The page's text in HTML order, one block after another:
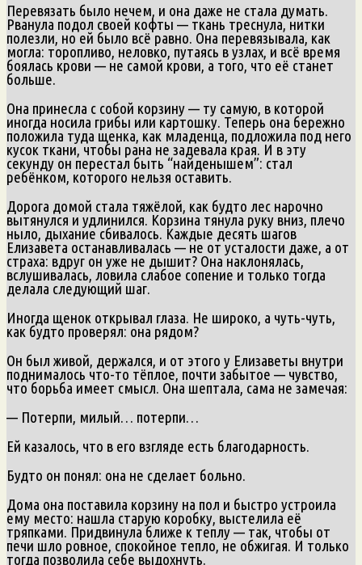
Перевязать было нечем, и она даже не стала думать.
Рванула подол своей кофты — ткань треснула, нитки
полезли, но ей было всё равно. Она перевязывала, как
могла: торопливо, неловко, путаясь в узлах, и всё время
боялась крови — не самой крови, а того, что её станет
больше.
Она принесла с собой корзину — ту самую, в которой
иногда носила грибы или картошку. Теперь она бережно
положила туда щенка, как младенца, подложила под него
кусок ткани, чтобы рана не задевала края. И в эту
секунду он перестал быть “найденышем”: стал
ребёнком, которого нельзя оставить.
Дорога домой стала тяжёлой, как будто лес нарочно
вытянулся и удлинился. Корзина тянула руку вниз, плечо
ныло, дыхание сбивалось. Каждые десять шагов
Елизавета останавливалась — не от усталости даже, а от
страха: вдруг он уже не дышит? Она наклонялась,
вслушивалась, ловила слабое сопение и только тогда
делала следующий шаг.
Иногда щенок открывал глаза. Не широко, а чуть-чуть,
как будто проверял: она рядом?
Он был живой, держался, и от этого у Елизаветы внутри
поднималось что-то тёплое, почти забытое — чувство,
что борьба имеет смысл. Она шептала, сама не замечая:
— Потерпи, милый… потерпи…
Ей казалось, что в его взгляде есть благодарность.
Будто он понял: она не сделает больно.
Дома она поставила корзину на пол и быстро устроила
ему место: нашла старую коробку, выстелила её
тряпками. Придвинула ближе к теплу — так, чтобы от
печи шло ровное, спокойное тепло, не обжигая. И только
тогда позволила себе выдохнуть.